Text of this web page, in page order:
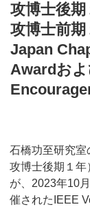
攻博士後
攻博士前
Japan
Awardお
石橋功至研究
攻博士後期１年
が、2023年10
催されたIEEE